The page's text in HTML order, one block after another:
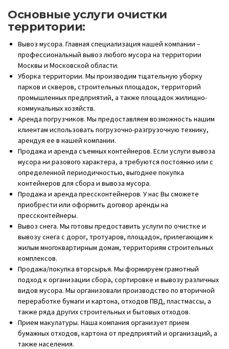
Основные услуги очистки
территории:
Вывоз мусора. Главная специализация нашей компании –
профессиональный вывоз любого мусора на территории
Москвы и Московской области.
Уборка территории. Мы производим тщательную уборку
парков и скверов, строительных площадок, территорий
промышленных предприятий, а также площадок жилищно-
коммунальных хозяйств.
Аренда погрузчиков. Мы предоставляем возможность нашим
клиентам использовать погрузочно-разгрузочную технику,
арендуя ее в нашей компании.
Продажа и аренда съемных контейнеров. Если услуги вывоза
мусора ни разового характера, а требуются постоянно или с
определенной периодичностью, выгоднее покупка
контейнеров для сбора и вывоза мусора.
Продажа и аренда прессконтейнеров. У нас Вы сможете
приобрести или оформить договор аренды на
прессконтейнеры.
Вывоз снега. Мы готовы предоставить услуги по очистке и
вывозу снега с дорог, тротуаров, площадок, прилегающим к
жилым многоквартирным домам, территориям строительных
комплексов.
Продажа/покупка вторсырья. Мы формируем грамотный
подход к организации сбора, сортировке и вывозу различных
видов мусора. Мы организовали производство по вторичной
переработке бумаги и картона, отходов ПВД, пластмассы, а
также ряда других строительных и бытовых отходов.
Прием макулатуры. Наша компания организует прием
бумажных отходов, картона от предприятий и организаций, а
также населения.